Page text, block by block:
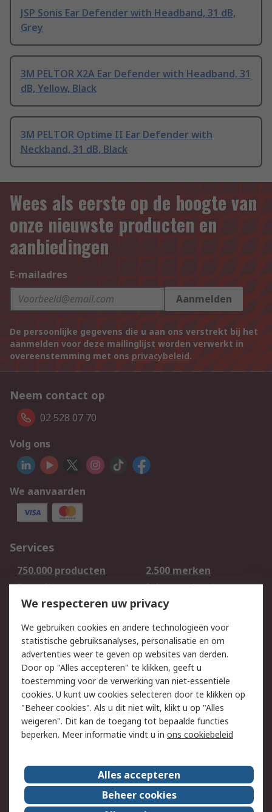
JSP Sonis Ear Defender with Headband, 31 dB,
Grey
3M PELTOR X2A Ear Defender with Headband, 31
dB, Yellow, Black
3M PELTOR Optime II Ear Defender with
Neckband, 31 dB, Black
Wees als eerste op de hoogte van
onze nieuwste producten en
aanbiedingen
E-mailadres
Aanmelden
De persoonlijke gegevens die u aan ons verstrekt bij het
aanmelden voor deze mailinglijst worden verwerkt in
overeenstemming met ons privacybeleid.
Neem contact op
02 528 07 70
Volg ons
We aanvaarden
Services
750.000 producten
2.500 merken
Bestellen
Inkoopoplossingen
Retouren
Technisch advies
Track & Trace
Wettelijk
Cookiebeleid
Email veiligheid
Privacybeleid -
Bijgewerkt
Websitevoorwaarden
Algemene
verkoopvoorwaarden
Over RS
RS Group
Over ons
RS wereldwijd
Werken bij RS
We respecteren uw privacy
We gebruiken cookies en andere technologieën voor
statistische gebruiksanalyses, personalisatie en om
advertenties weer te geven op websites van derden.
Door op "Alles accepteren" te klikken, geeft u
toestemming voor de verwerking van niet-essentiële
cookies. U kunt uw cookies selecteren door te klikken op
"Beheer cookies". Als u dit niet wilt, klikt u op "Alles
weigeren". Dit kan de toegang tot bepaalde functies
beperken. Meer informatie vindt u in ons cookiebeleid
Alles accepteren
Beheer cookies